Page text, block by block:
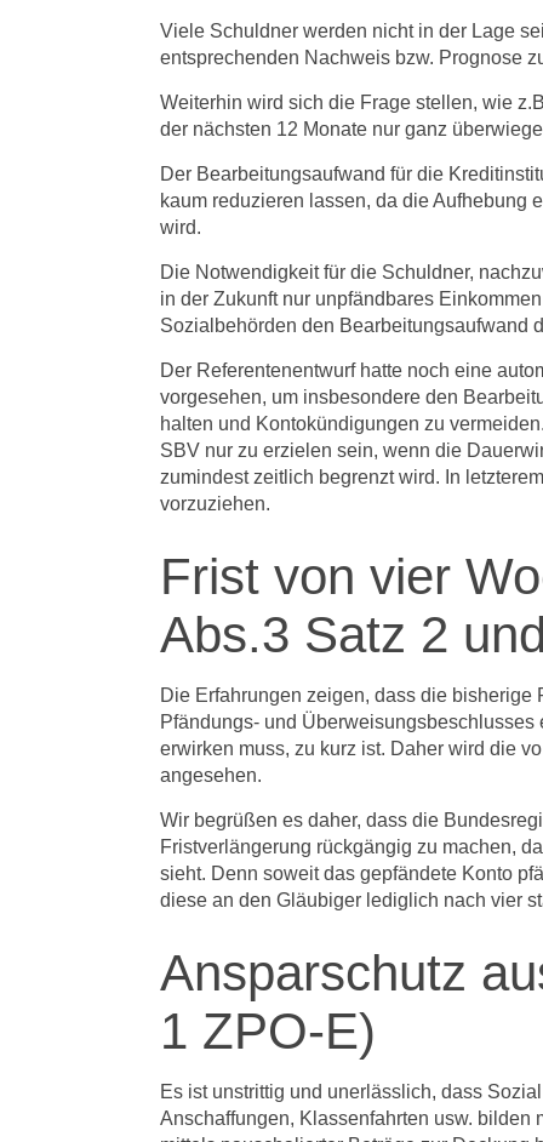
Viele Schuldner werden nicht in der Lage
entsprechenden Nachweis bzw. Prognose
Weiterhin wird sich die Frage stellen, wie
der nächsten 12 Monate nur ganz
Der Bearbeitungsaufwand für die
kaum reduzieren lassen, da die Aufhebung
wird.
Die Notwendigkeit für die Schuldner,
in der Zukunft nur unpfändbares
Sozialbehörden den Bearbeitungsaufwand
Der Referentenentwurf hatte noch eine
vorgesehen, um insbesondere den
halten und Kontokündigungen zu
SBV nur zu erzielen sein, wenn die
zumindest zeitlich begrenzt wird. In
vorzuziehen.
Frist von vier
Abs.3 Satz 2
Die Erfahrungen zeigen, dass die
Pfändungs- und
erwirken muss, zu kurz ist. Daher wird die
angesehen.
Wir begrüßen es daher, dass die
Fristverlängerung rückgängig zu machen,
sieht. Denn soweit das gepfändete Konto
diese an den Gläubiger lediglich nach vier
Ansparschutz
1 ZPO-E)
Es ist unstrittig und unerlässlich, dass
Anschaffungen, Klassenfahrten usw.